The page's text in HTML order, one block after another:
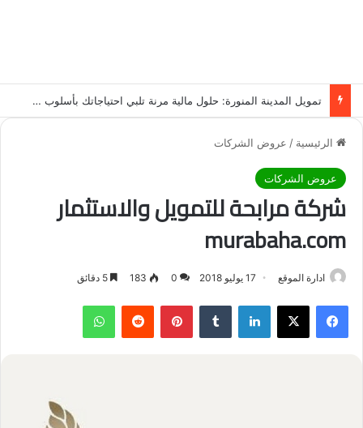
تمويل المدينة المنورة: حلول مالية مرنة تلبي احتياجاتك بأسلوب عصري وآمن
الرئيسية / عروض الشركات
عروض الشركات
شركة مرابحة للتمويل والاستثمار
murabaha.com
ادارة الموقع 17 يوليو 2018 0
183
فيسبوك لينكدإن بينتيريست